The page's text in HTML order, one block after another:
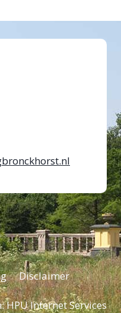
Disclaimer
HPU Internet Services